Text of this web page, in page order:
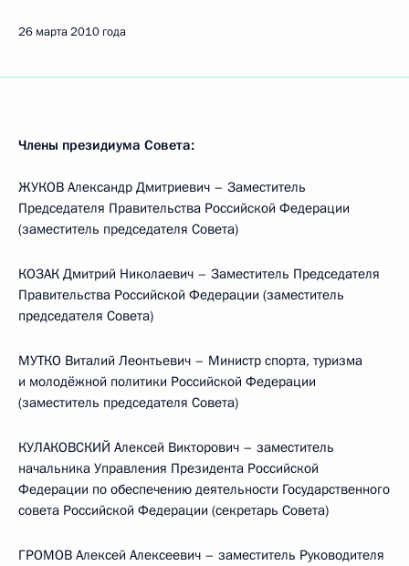
26 марта 2010 года
Члены президиума Совета:
ЖУКОВ Александр Дмитриевич – Заместитель
Председателя Правительства Российской Федерации
(заместитель председателя Совета)
КОЗАК Дмитрий Николаевич – Заместитель Председателя
Правительства Российской Федерации (заместитель
председателя Совета)
МУТКО Виталий Леонтьевич – Министр спорта, туризма
и молодёжной политики Российской Федерации
(заместитель председателя Совета)
КУЛАКОВСКИЙ Алексей Викторович – заместитель
начальника Управления Президента Российской
Федерации по обеспечению деятельности Государственного
совета Российской Федерации (секретарь Совета)
ГРОМОВ Алексей Алексеевич – заместитель Руководителя